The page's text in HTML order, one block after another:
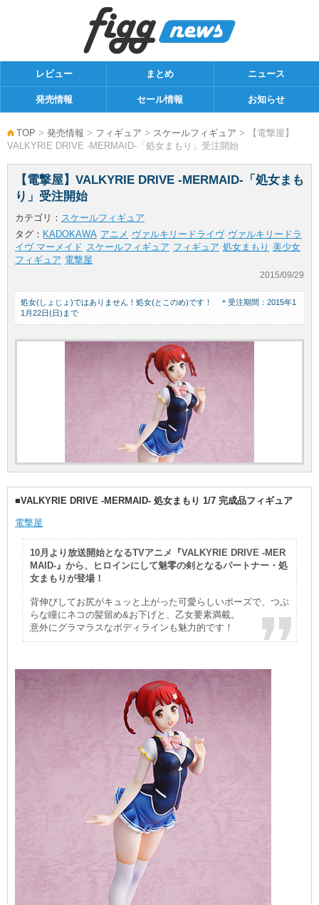
レビュー まとめ ニュース
発売情報 セール情報 お知らせ
TOP > 発売情報 > フィギュア > スケールフィギュア > 【電撃屋】
VALKYRIE DRIVE -MERMAID-「処女まもり」受注開始
【電撃屋】VALKYRIE DRIVE -MERMAID-「処女まも
り」受注開始
カテゴリ： スケールフィギュア
タグ： KADOKAWA アニメ ヴァルキリードライヴ ヴァルキリードラ
イヴ マーメイド スケールフィギュア フィギュア 処女まもり 美少女
フィギュア 電撃屋
2015/09/29
処女(しょじょ)ではありません！処女(とこのめ)です！ ＊受注期間：2015年1
1月22日(日)まで
■VALKYRIE DRIVE -MERMAID- 処女まもり 1/7 完成品フィギュア
電撃屋
10月より放送開始となるTVアニメ『VALKYRIE DRIVE -MER
MAID-』から、ヒロインにして魅零の剣となるパートナー・処
女まもりが登場！
背伸びしてお尻がキュッと上がった可愛らしいポーズで、つぶ
らな瞳にネコの髪留め&お下げと、乙女要素満載。
意外にグラマラスなボディラインも魅力的です！